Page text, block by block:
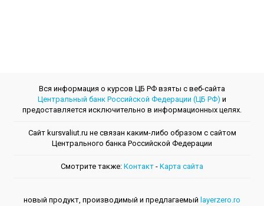
Вся информация о курсов ЦБ РФ взяты с веб-сайта
Центральный банк Российской Федерации (ЦБ РФ) и
предоставляется исключительно в информационных целях.
Сайт kursvaliut.ru не связан каким-либо образом с сайтом
Центрального банкa Российской Федерации
Смотрите также: Контакт - Kарта сайта
новый продукт, производимый и предлагаемый layerzero.ro